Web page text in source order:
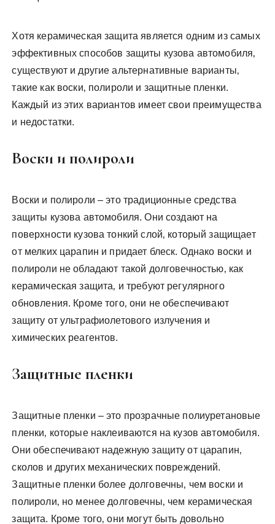
Хотя керамическая защита является одним из самых
эффективных способов защиты кузова автомобиля‚
существуют и другие альтернативные варианты‚
такие как воски‚ полироли и защитные пленки.
Каждый из этих вариантов имеет свои преимущества
и недостатки.
Воски и полироли
Воски и полироли – это традиционные средства
защиты кузова автомобиля. Они создают на
поверхности кузова тонкий слой‚ который защищает
от мелких царапин и придает блеск. Однако воски и
полироли не обладают такой долговечностью‚ как
керамическая защита‚ и требуют регулярного
обновления. Кроме того‚ они не обеспечивают
защиту от ультрафиолетового излучения и
химических реагентов.
Защитные пленки
Защитные пленки – это прозрачные полиуретановые
пленки‚ которые наклеиваются на кузов автомобиля.
Они обеспечивают надежную защиту от царапин‚
сколов и других механических повреждений.
Защитные пленки более долговечны‚ чем воски и
полироли‚ но менее долговечны‚ чем керамическая
защита. Кроме того‚ они могут быть довольно